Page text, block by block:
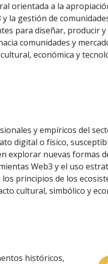
orientada a la
la gestión de
para diseñar, producir
comunidades y
económica y
y empíricos del
digital o físico,
explorar nuevas formas
Web3 y el uso
principios de los
cultural, simbólico y
históricos,